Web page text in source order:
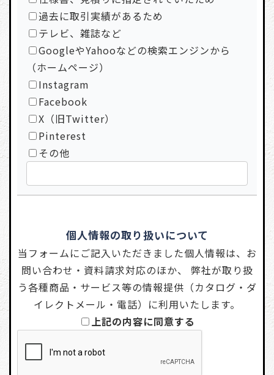
過去に取引実績があるため
テレビ、雑誌など
GoogleやYahooなどの検索エンジンから
（ホームページ）
Instagram
Facebook
X（旧Twitter）
Pinterest
その他
個人情報の取り扱いについて
当フォームにご記入いただきました個人情報は、お
問い合わせ・資料請求対応のほか、 弊社が取り扱
う各種商品・サービス等の情報提供（カタログ・ダ
イレクトメール・電話）に利用いたします。
上記の内容に同意する